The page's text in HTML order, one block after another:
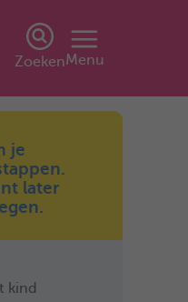
ZoekenMenu
je
later
kind